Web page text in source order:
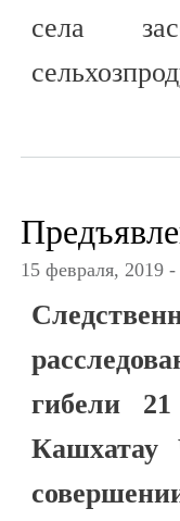
села
15 февраля, 2019
гибели
Кашхатау